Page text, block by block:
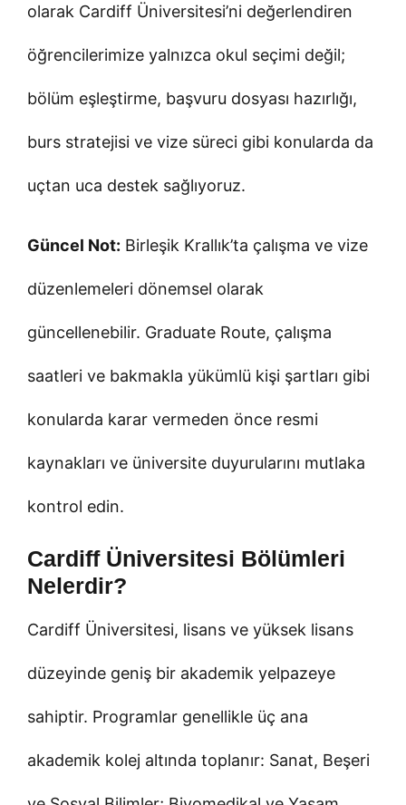
olarak Cardiff Üniversitesi’ni değerlendiren
öğrencilerimize yalnızca okul seçimi değil;
bölüm eşleştirme, başvuru dosyası hazırlığı,
burs stratejisi ve vize süreci gibi konularda da
uçtan uca destek sağlıyoruz.
Güncel Not: Birleşik Krallık’ta çalışma ve vize
düzenlemeleri dönemsel olarak
güncellenebilir. Graduate Route, çalışma
saatleri ve bakmakla yükümlü kişi şartları gibi
konularda karar vermeden önce resmi
kaynakları ve üniversite duyurularını mutlaka
kontrol edin.
Cardiff Üniversitesi Bölümleri
Nelerdir?
Cardiff Üniversitesi, lisans ve yüksek lisans
düzeyinde geniş bir akademik yelpazeye
sahiptir. Programlar genellikle üç ana
akademik kolej altında toplanır: Sanat, Beşeri